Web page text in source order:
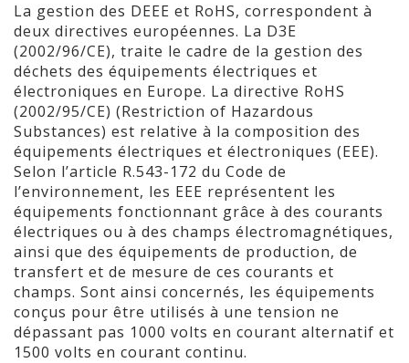
La gestion des DEEE et RoHS, correspondent à
deux directives européennes. La D3E
(2002/96/CE), traite le cadre de la gestion des
déchets des équipements électriques et
électroniques en Europe. La directive RoHS
(2002/95/CE) (Restriction of Hazardous
Substances) est relative à la composition des
équipements électriques et électroniques (EEE).
Selon l’article R.543-172 du Code de
l’environnement, les EEE représentent les
équipements fonctionnant grâce à des courants
électriques ou à des champs électromagnétiques,
ainsi que des équipements de production, de
transfert et de mesure de ces courants et
champs. Sont ainsi concernés, les équipements
conçus pour être utilisés à une tension ne
dépassant pas 1000 volts en courant alternatif et
1500 volts en courant continu.